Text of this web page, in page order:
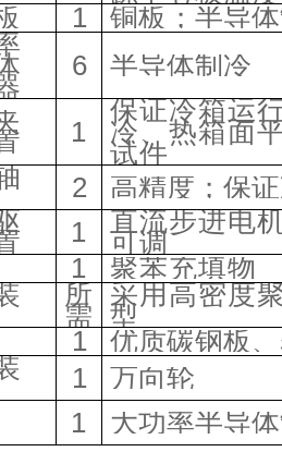
1
铜板；半导
6 半导体制冷
1
保证冷箱运
冷、热箱面
试件
2
高精度；保
1 直流步进电
可调
1 聚苯充填物
所
需
采用高密度
型
1
优质碳钢板
1
万向轮
1 大功率半导